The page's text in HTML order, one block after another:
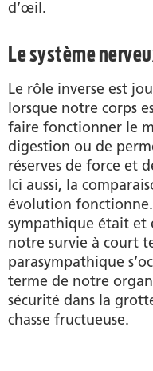
d’œil.
Le système
Le rôle inverse est
lorsque notre corps
faire fonctionner le
digestion ou de
réserves de force et
Ici aussi, la
évolution
sympathique était et
notre survie à court
parasympathique
terme de notre
sécurité dans la
chasse fructueuse.